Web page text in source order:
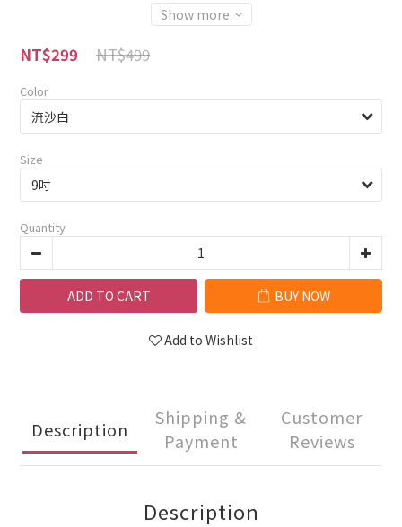
Show more
NT$499
NT$299
Color
Size
Quantity
ADD TO CART BUY NOW
Add to Wishlist
Description
Shipping &
Payment
Customer
Reviews
Description